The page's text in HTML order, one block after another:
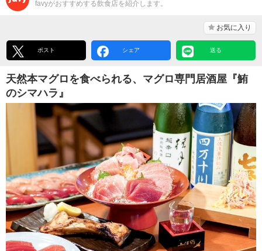
favyがおすすめする飲食店を紹介します。
お気に入り
ポスト シェア 送る
天然本マグロを食べられる、マグロ専門居酒屋『鮪
のシマハラ』